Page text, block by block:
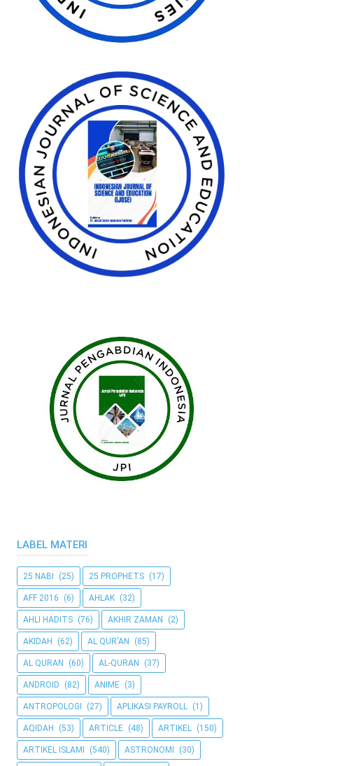
LABEL MATERI
25 NABI (25) 25 PROPHETS (17)
AFF 2016 (6) AHLAK (32)
AHLI HADITS (76) AKHIR ZAMAN (2)
AKIDAH (62) AL QUR'AN (85)
AL QURAN (60) AL-QURAN (37)
ANDROID (82) ANIME (3)
ANTROPOLOGI (27) APLIKASI PAYROLL (1)
AQIDAH (53) ARTICLE (48) ARTIKEL (150)
ARTIKEL ISLAMI (540) ASTRONOMI (30)